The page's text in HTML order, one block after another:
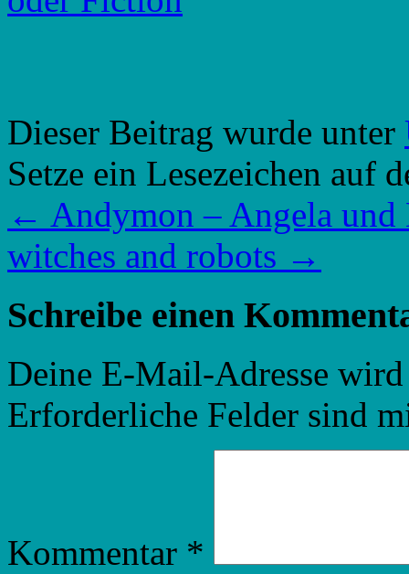
Dieser Beitrag wurde unter
Setze ein Lesezeichen auf
← Andymon – Angela
witches and robots →
Schreibe einen
Deine E-Mail-Adresse
Erforderliche Felder sind
Kommentar *